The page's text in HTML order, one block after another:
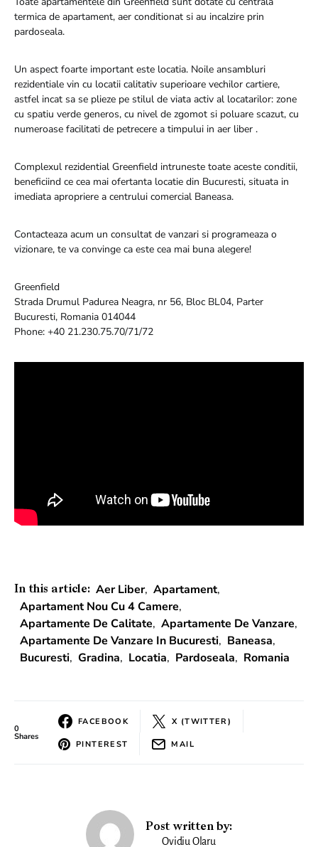
termica de apartament, aer conditionat si au incalzire prin
pardoseala.
Un aspect foarte important este locatia. Noile ansambluri
rezidentiale vin cu locatii calitativ superioare vechilor cartiere,
astfel incat sa se plieze pe stilul de viata activ al locatarilor: zone
cu spatiu verde generos, cu nivel de zgomot si poluare scazut, cu
numeroase facilitati de petrecere a timpului in aer liber .
Complexul rezidential Greenfield intruneste toate aceste conditii,
beneficiind ce cea mai ofertanta locatie din Bucuresti, situata in
imediata apropriere a centrului comercial Baneasa.
Contacteaza acum un consultat de vanzari si programeaza o
vizionare, te va convinge ca este cea mai buna alegere!
Greenfield
Strada Drumul Padurea Neagra, nr 56, Bloc BL04, Parter
Bucuresti, Romania 014044
Phone: +40 21.230.75.70/71/72
In this article: Aer Liber, Apartament,
Apartament Nou Cu 4 Camere,
Apartamente De Calitate, Apartamente De Vanzare,
Apartamente De Vanzare In Bucuresti, Baneasa,
Bucuresti, Gradina, Locatia, Pardoseala, Romania
0
Shares
FACEBOOK X (TWITTER)
PINTEREST MAIL
Post written by:
Ovidiu Olaru